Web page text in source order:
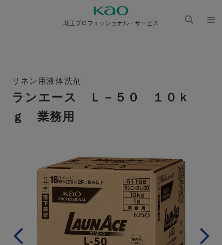
花王プロフェッショナル・サービス
リネン用液体洗剤
ランエース Ｌ－５０ １０ｋ
ｇ 業務用